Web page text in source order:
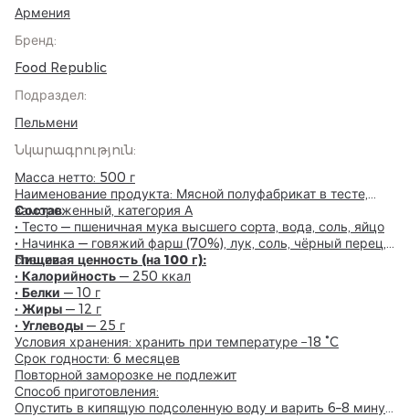
Армения
Бренд:
Food Republic
Подраздел:
Пельмени
Նկարագրություն:
Масса нетто: 500 г
Наименование продукта: Мясной полуфабрикат в тесте,
замороженный, категория А
Состав:
• Тесто — пшеничная мука высшего сорта, вода, соль, яйцо
• Начинка — говяжий фарш (70%), лук, соль, чёрный перец,
специи
Пищевая ценность (на 100 г):
• Калорийность — 250 ккал
• Белки — 10 г
• Жиры — 12 г
• Углеводы — 25 г
Условия хранения: хранить при температуре −18 °C
Срок годности: 6 месяцев
Повторной заморозке не подлежит
Способ приготовления:
Опустить в кипящую подсоленную воду и варить 6–8 минут